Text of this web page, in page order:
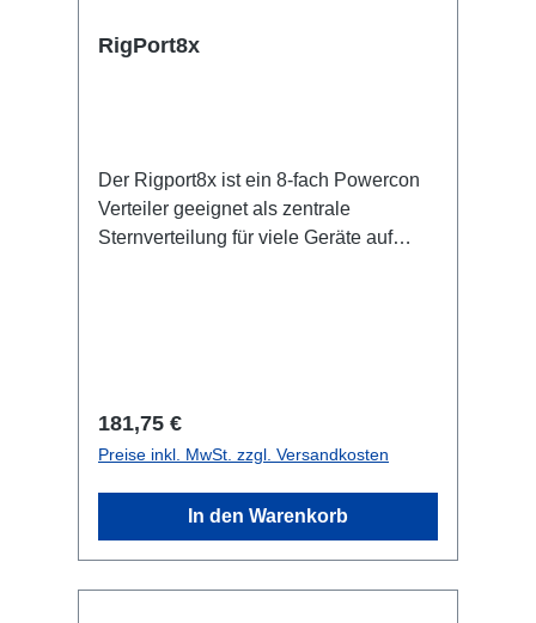
RigPort8x
Der Rigport8x ist ein 8-fach Powercon
Verteiler geeignet als zentrale
Sternverteilung für viele Geräte auf
Coupler, Triggerclamps o.ä. schnelle
Verkabelung ermöglicht gut
kombinierbar RigPort Safety zur
Sekundärsicherung verfügbar
Regulärer Preis:
181,75 €
Preise inkl. MwSt. zzgl. Versandkosten
In den Warenkorb